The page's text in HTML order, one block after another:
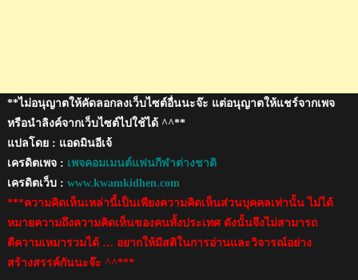
**ไม่อนุญาตให้คัดลอกลงเว็บไซต์อื่นนะจ๊ะ แต่อนุญาตให้แชร์จากเพจ
หรือนำลิงค์จากเว็บไซต์ไปใช้ได้ ^^**
แปลโดย : แอดมินอีเจ้
เครดิตเพจ : เพจคอมเมนต์แฟนกีฬาต่างชาติ
เครดิตเว็บ : www.kwamkidhen.com
***ความคิดเห็นเหล่านี้เป็นเพียงความคิดเห็นส่วนบุคคลเท่านั้น ไม่ได้
หมายความถึงความคิดเห็นของคนทั้งประเทศ ดังนั้นจึงไม่สามารถ
ตีความเหมารวมได้ … อยากให้มีสติในการอ่านและวิจารณ์อย่าง
สร้างสรรค์กันนะจ๊ะ ^^***